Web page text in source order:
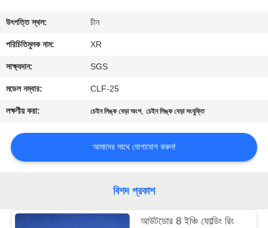
যোগাযোগ
করুন
উদ্ধৃতির
আবেদন
ম্যাপ
উৎপত্তি স্থল: চীন
পরিচিতিমুলক নাম: XR
সাক্ষ্যদান: SGS
মডেল নম্বার: CLF-25
লক্ষণীয় করা: চেইন লিঙ্ক বেড়া অংশ,চেইন লিঙ্ক বেড়া সংযুক্তি
আমাদের সাথে যোগাযোগ করুন!
বিশদ প্রকাশ
আউটডোর 8 ইঞ্চি ফোল্ডিং রিং